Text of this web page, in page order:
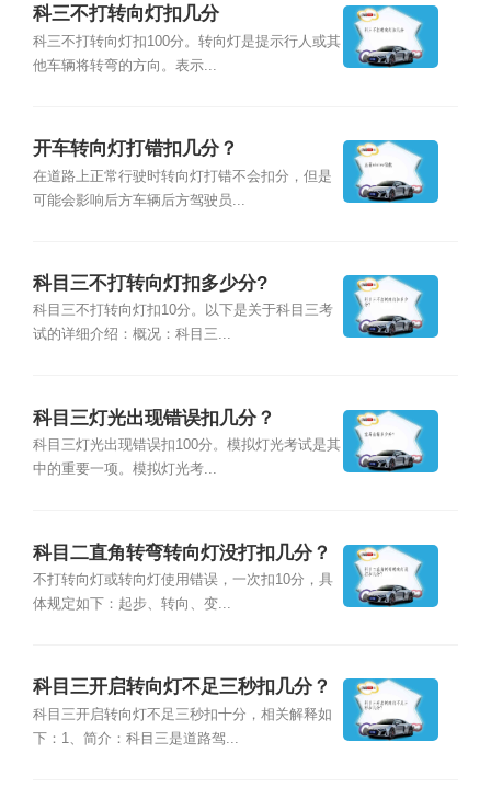
科三不打转向灯扣几分
科三不打转向灯扣100分。转向灯是提示行人或其
他车辆将转弯的方向。表示...
开车转向灯打错扣几分？
在道路上正常行驶时转向灯打错不会扣分，但是
可能会影响后方车辆后方驾驶员...
科目三不打转向灯扣多少分?
科目三不打转向灯扣10分。以下是关于科目三考
试的详细介绍：概况：科目三...
科目三灯光出现错误扣几分？
科目三灯光出现错误扣100分。模拟灯光考试是其
中的重要一项。模拟灯光考...
科目二直角转弯转向灯没打扣几分？
不打转向灯或转向灯使用错误，一次扣10分，具
体规定如下：起步、转向、变...
科目三开启转向灯不足三秒扣几分？
科目三开启转向灯不足三秒扣十分，相关解释如
下：1、简介：科目三是道路驾...